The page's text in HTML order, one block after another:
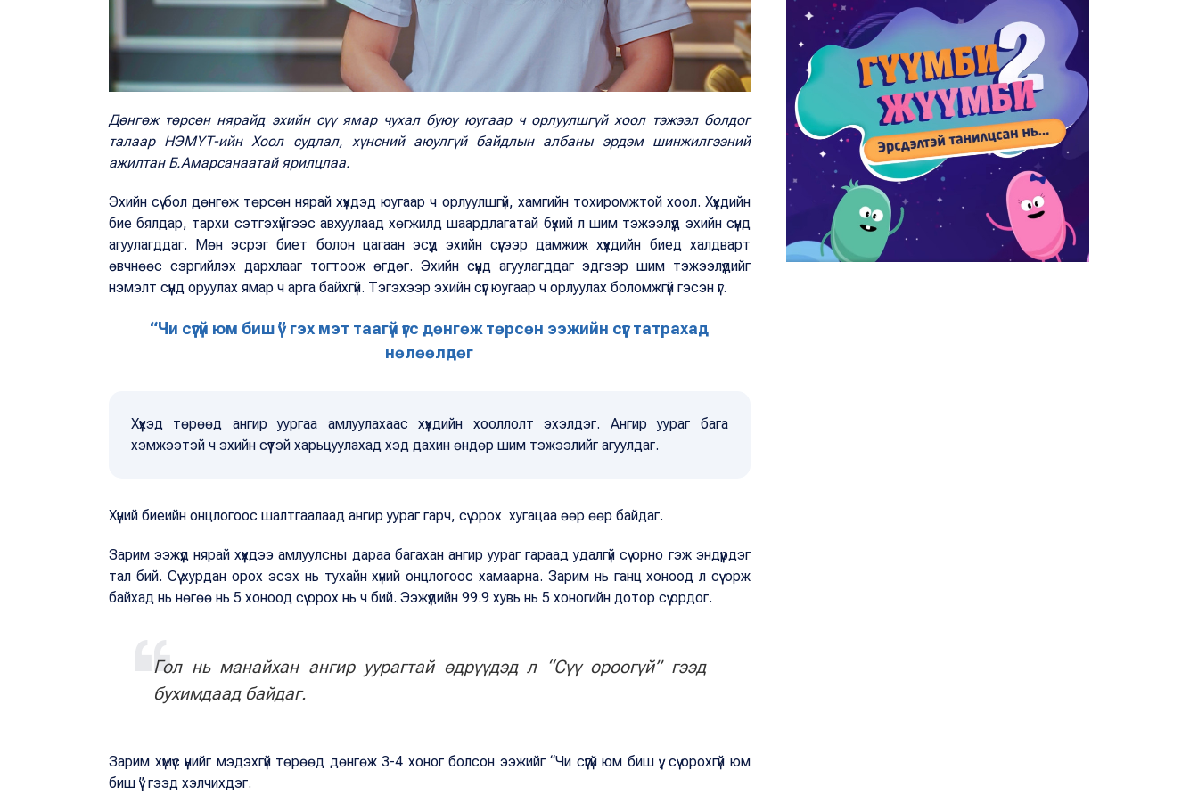
Дөнгөж төрсөн нярайд эхийн сүү ямар чухал буюу юугаар ч орлуулшгүй хоол тэжээл болдог
талаар НЭМҮТ-ийн Хоол судлал, хүнсний аюулгүй байдлын албаны эрдэм шинжилгээний
ажилтан Б.Амарсанаатай ярилцлаа.
Эхийн сүү бол дөнгөж төрсөн нярай хүүхдэд юугаар ч орлуулшгүй, хамгийн тохиромжтой хоол. Хүүхдийн
бие бялдар, тархи сэтгэхүйгээс авхуулаад хөгжилд шаардлагатай бүхий л шим тэжээлүүд эхийн сүүнд
агуулагддаг. Мөн эсрэг биет болон цагаан эсүүд эхийн сүүгээр дамжиж хүүхдийн биед халдварт
өвчнөөс сэргийлэх дархлааг тогтоож өгдөг. Эхийн сүүнд агуулагддаг эдгээр шим тэжээлүүдийг
нэмэлт сүүнд оруулах ямар ч арга байхгүй. Тэгэхээр эхийн сүүг юугаар ч орлуулах боломжгүй гэсэн үг.
“Чи сүүгүй юм биш үү” гэх мэт таагүй үгс дөнгөж төрсөн ээжийн сүүг татрахад
нөлөөлдөг
Хүүхэд төрөөд ангир уургаа амлуулахаас хүүхдийн хооллолт эхэлдэг. Ангир уураг бага
хэмжээтэй ч эхийн сүүтэй харьцуулахад хэд дахин өндөр шим тэжээлийг агуулдаг.
Хүний биеийн онцлогоос шалтгаалаад ангир уураг гарч, сүү орох хугацаа өөр өөр байдаг.
Зарим ээжүүд нярай хүүхдээ амлуулсны дараа багахан ангир уураг гараад удалгүй сүү орно гэж эндүүрдэг
тал бий. Сүү хурдан орох эсэх нь тухайн хүний онцлогоос хамаарна. Зарим нь ганц хоноод л сүү орж
байхад нь нөгөө нь 5 хоноод сүү орох нь ч бий. Ээжүүдийн 99.9 хувь нь 5 хоногийн дотор сүү ордог.
Гол нь манайхан ангир уурагтай өдрүүдэд л “Сүү ороогүй” гээд
бухимдаад байдаг.
Зарим хүмүүс үүнийг мэдэхгүй төрөөд дөнгөж 3-4 хоног болсон ээжийг “Чи сүүгүй юм биш үү, сүү орохгүй юм
биш үү” гээд хэлчихдэг.